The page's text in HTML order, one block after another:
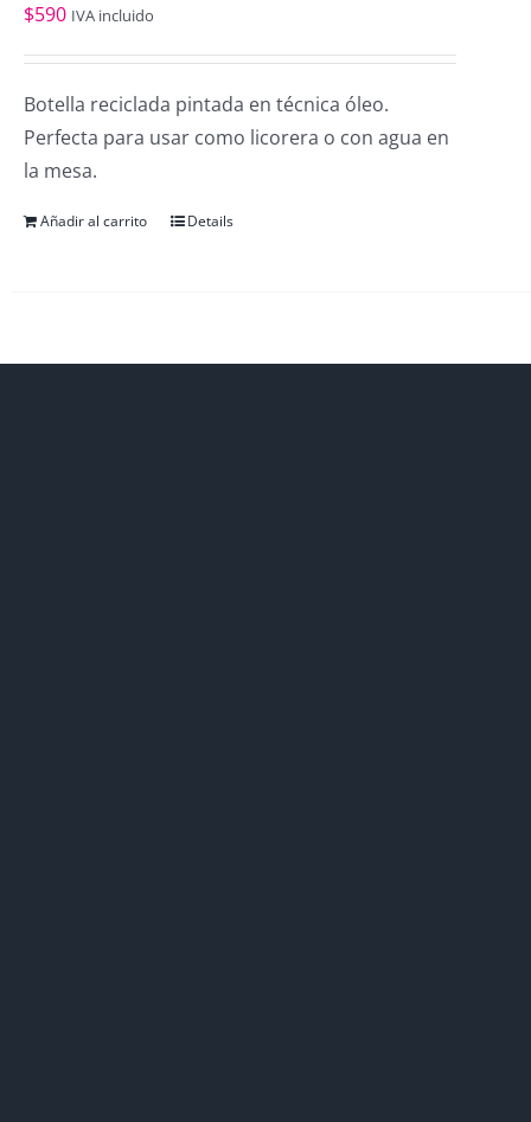
$590 IVA incluido
Botella reciclada pintada en técnica óleo.
Perfecta para usar como licorera o con agua en
la mesa.
Añadir al carrito Details